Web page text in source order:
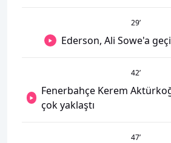
29’
Ederson, Ali Sowe'a
42’
Fenerbahçe Kerem
çok yaklaştı
47’